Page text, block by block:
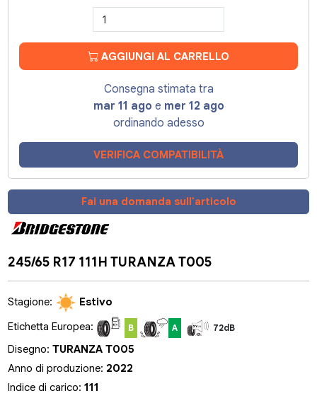
AGGIUNGI AL CARRELLO
Consegna stimata tra
mar 11 ago e mer 12 ago
ordinando adesso
VERIFICA COMPATIBILITÀ
Fai una domanda sull'articolo
245/65 R17 111H TURANZA T005
Stagione:
Estivo
Etichetta Europea:
B A 72dB
Disegno:TURANZA T005
Anno di produzione: 2022
Indice di carico:111